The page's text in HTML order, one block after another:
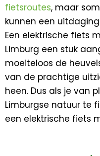
fietsroutes, maar
kunnen een
Een elektrische fiets
Limburg een stuk
moeiteloos de
van de prachtige
heen. Dus als je van
Limburgse natuur te
een elektrische fiets